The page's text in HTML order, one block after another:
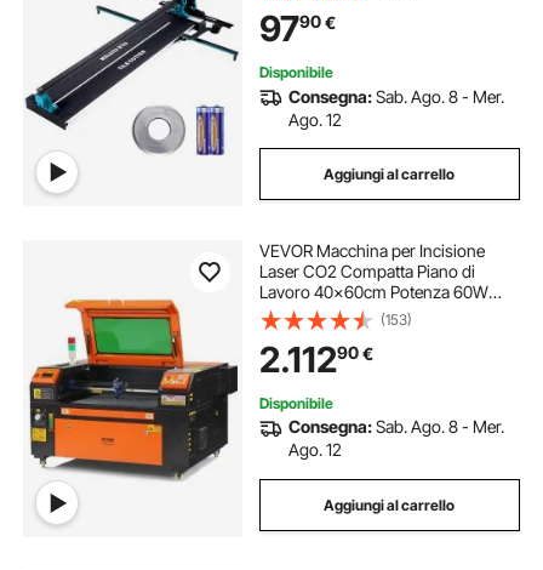
Minima 25mm Spessore di Taglio
4-15mm
9790€
Disponibile
Consegna:Sab. Ago. 8 - Mer.
Ago. 12
Aggiungi al carrello
VEVOR Macchina per Incisione
Laser CO2 Compatta Piano di
Lavoro 40x60cm Potenza 60W
Spessore di Taglio Max. 20mm
Velocità di Incisione 0-500 mm/s,
Macchina da Taglio per Incisione
Tubo Incisore CO2
(153)
2.11290€
Disponibile
Consegna:Sab. Ago. 8 - Mer.
Ago. 12
Aggiungi al carrello